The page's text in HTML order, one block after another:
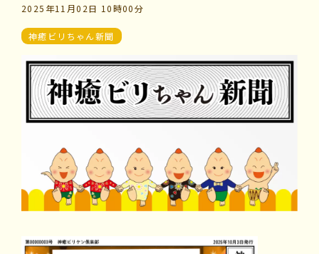
はじめての方へ
交流の場
学びの場
2025年11月02日 10時00分
神癒ビリちゃん新聞